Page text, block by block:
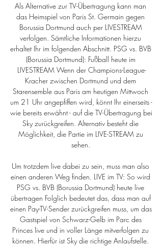
Als Alternative zur TV-Übertragung kann man
das Heimspiel von Paris St. Germain gegen
Borussia Dortmund auch per LIVESTREAM
verfolgen. Sämtliche Informationen hierzu
erhaltet Ihr im folgenden Abschnitt. PSG vs. BVB
(Borussia Dortmund): Fußball heute im
LIVESTREAM Wenn der Champions-League-
Kracher zwischen Dortmund und dem
Starensemble aus Paris am heutigen Mittwoch
um 21 Uhr angepfiffen wird, könnt Ihr einerseits -
wie bereits erwähnt - auf die TV-Übertragung bei
Sky zurückgreifen. Alternativ besteht die
Möglichkeit, die Partie im LIVE-STREAM zu
sehen.
Um trotzdem live dabei zu sein, muss man also
einen anderen Weg finden. LIVE im TV: So wird
PSG vs. BVB (Borussia Dortmund) heute live
übertragen Folglich bedeutet das, dass man auf
einen Pay-TV-Sender zurückgreifen muss, um das
Gastspiel von Schwarz-Gelb im Parc des
Princes live und in voller Länge mitverfolgen zu
können. Hierfür ist Sky die richtige Anlaufstelle.